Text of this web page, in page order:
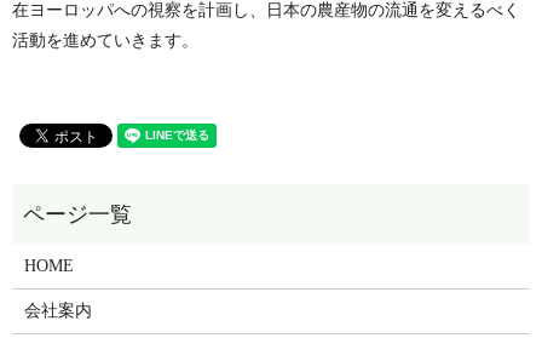
在ヨーロッパへの視察を計画し、日本の農産物の流通を変えるべく
活動を進めていきます。
HOME
会社案内